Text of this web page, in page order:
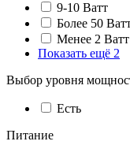
9-10 Ватт
Более 50
Менее 2 Ватт
Показать ещё 2
Выбор уровня
Есть
Питание